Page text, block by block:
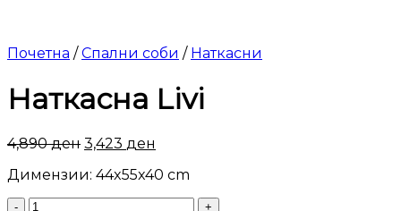
Почетна / Спални соби / Наткасни
Наткасна Livi
4,890ден 3,423 ден
Димензии: 44x55x40 cm
Наткасна